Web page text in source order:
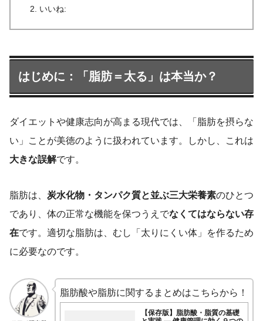
いいね:
はじめに：「脂肪＝太る」は本当か？
ダイエットや健康志向が高まる現代では、「脂肪を摂らな
い」ことが美徳のように扱われています。しかし、これは
大きな誤解です。
脂肪は、 炭水化物・タンパク質と並ぶ三大栄養素のひとつ
であり、体の正常な機能を保つうえでなくてはならない存
在です。適切な脂肪は、むし「太りにくい体」を作るため
に必要なのです。
脂肪酸や脂肪に関するまとめはこちらから！
【保存版】脂肪酸・脂質の基礎